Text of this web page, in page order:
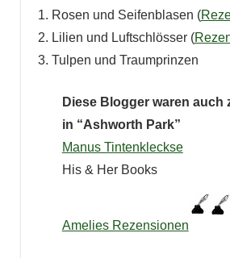
1. Rosen und Seifenblasen (
2. Lilien und Luftschlösser (
3. Tulpen und Traumprinzen
Diese Blogger waren auch
in “Ashworth Park”
Manus Tintenkleckse
His & Her Books
Amelies Rezensionen